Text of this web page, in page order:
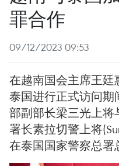
罪合作
09/12/2023 09:53
在越南国会主席王
泰国进行正式访问
部副部长梁三光上
署长素拉切警上将
在泰国国家警察总署